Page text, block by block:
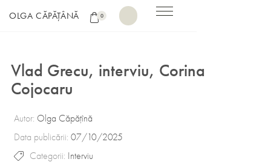
OLGA CĂPĂȚÂNĂ 0
Vlad Grecu, interviu, Corina
Cojocaru
Autor: Olga Căpățînă
Data publicării: 07/10/2025
Categorii: Interviu